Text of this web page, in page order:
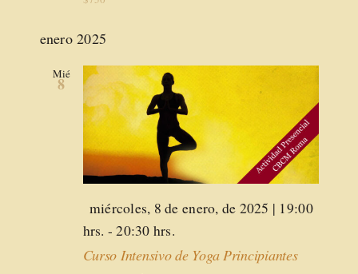
enero 2025
Mié
8
Destacado
miércoles, 8 de enero, de 2025 | 19:00
hrs. -20:30 hrs.
Curso Intensivo de Yoga Principiantes